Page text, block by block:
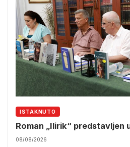
ISTAKNUTO
Roman „Ilirik“ predstavljen
08/08/2026